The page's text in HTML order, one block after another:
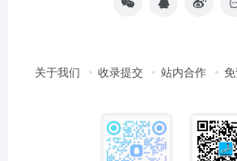
关于我们 收录提交 站内合作